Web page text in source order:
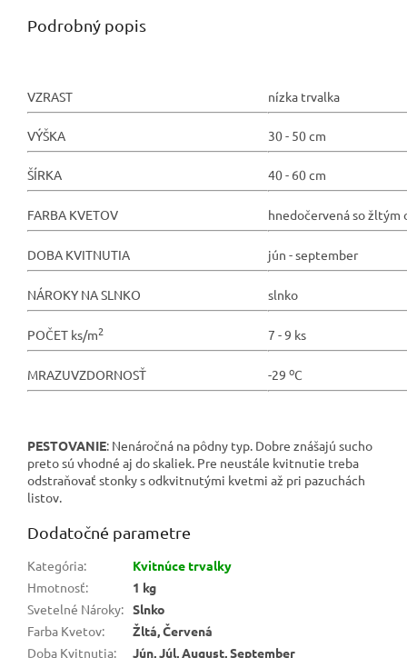
Podrobný popis
VZRAST nízka trvalka
VÝŠKA 30 - 50 cm
ŠÍRKA 40 - 60 cm
FARBA KVETOV hnedočervená so žltým
DOBA KVITNUTIA jún - september
NÁROKY NA SLNKO slnko
POČET ks/m2 7 - 9 ks
MRAZUVZDORNOSŤ -29 oC
PESTOVANIE: Nenáročná na pôdny typ. Dobre znášajú sucho
preto sú vhodné aj do skaliek. Pre neustále kvitnutie treba
odstraňovať stonky s odkvitnutými kvetmi až pri pazuchách
listov.
Dodatočné parametre
Kategória:
Kvitnúce trvalky
Hmotnosť:
1 kg
Svetelné Nároky: Slnko
Farba Kvetov:
Žltá, Červená
Doba Kvitnutia:
Jún, Júl, August, September